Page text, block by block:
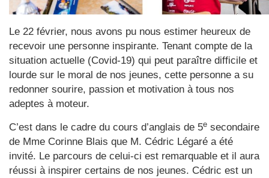
Le 22 février, nous avons pu nous estimer heureux de
recevoir une personne inspirante. Tenant compte de la
situation actuelle (Covid-19) qui peut paraître difficile et
lourde sur le moral de nos jeunes, cette personne a su
redonner sourire, passion et motivation à tous nos
adeptes à moteur.
C’est dans le cadre du cours d’anglais de 5e secondaire
de Mme Corinne Blais que M. Cédric Légaré a été
invité. Le parcours de celui-ci est remarquable et il aura
réussi à inspirer certains de nos jeunes. Cédric est un